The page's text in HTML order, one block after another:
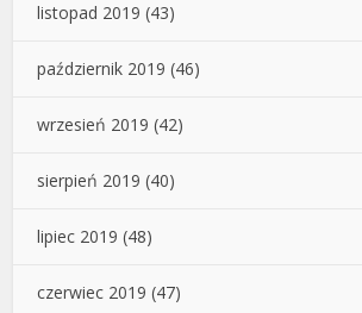
listopad 2019 (43)
październik 2019 (46)
wrzesień 2019 (42)
sierpień 2019 (40)
lipiec 2019 (48)
czerwiec 2019 (47)